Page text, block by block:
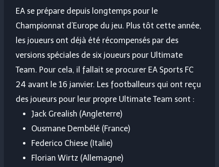
EA se prépare depuis longtemps pour le
Championnat d’Europe du jeu. Plus tôt cette année,
les joueurs ont déjà été récompensés par des
versions spéciales de six joueurs pour Ultimate
Team. Pour cela, il fallait se procurer EA Sports FC
24 avant le 16 janvier. Les footballeurs qui ont reçu
des joueurs pour leur propre Ultimate Team sont :
Jack Grealish (Angleterre)
Ousmane Dembélé (France)
Federico Chiese (Italie)
Florian Wirtz (Allemagne)